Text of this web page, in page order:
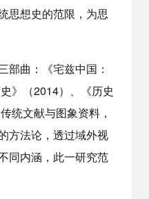
思想史的范限，为思
部曲：《宅兹中国：
》（2014）、《历史
统文献与图象资料，
方法论，透过域外视
同内涵，此一研究范